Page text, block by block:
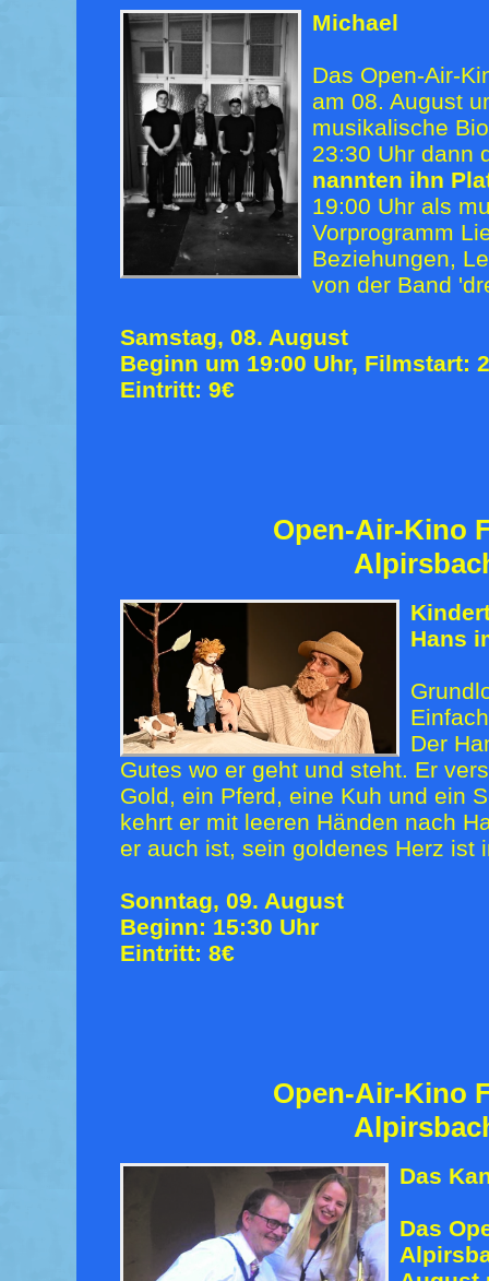
Michael
Das Open-Air-
am 08. August
musikalische
23:30 Uhr dann
nannten ihn
19:00 Uhr als
Vorprogramm
Beziehungen,
von der Band
Samstag, 08. August
Beginn um 19:00 Uhr, Filmstart:
Eintritt: 9€
Open-Air-Kino
Hans
Der
Gutes wo er geht und steht. Er
Gold, ein Pferd, eine Kuh und ein
kehrt er mit leeren Händen nach
er auch ist, sein goldenes Herz ist
Sonntag, 09. August
Beginn: 15:30 Uhr
Eintritt: 8€
Open-Air-Kino
Das
Das